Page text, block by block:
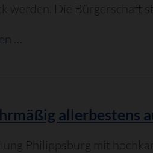
werden. Die Bürgerschaft
…
Übereinstimmung
Sachen allerbestens
Philippsburg mit